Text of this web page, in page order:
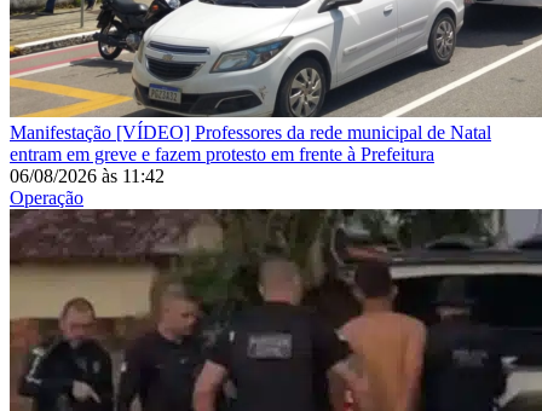
Manifestação [VÍDEO] Professores da rede municipal de Natal
entram em greve e fazem protesto em frente à Prefeitura
06/08/2026 às 11:42
Operação